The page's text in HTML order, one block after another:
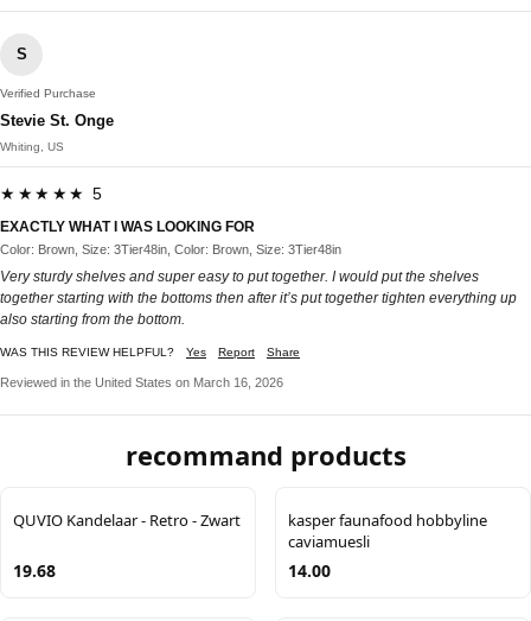
S
Verified Purchase
Stevie St. Onge
Whiting, US
★★★★★ 5
EXACTLY WHAT I WAS LOOKING FOR
Color: Brown, Size: 3Tier48in, Color: Brown, Size: 3Tier48in
Very sturdy shelves and super easy to put together. I would put the shelves
together starting with the bottoms then after it’s put together tighten everything up
also starting from the bottom.
WAS THIS REVIEW HELPFUL? Yes Report Share
Reviewed in the United States on March 16, 2026
recommand products
QUVIO Kandelaar - Retro - Zwart
19.68
kasper faunafood hobbyline
caviamuesli
14.00